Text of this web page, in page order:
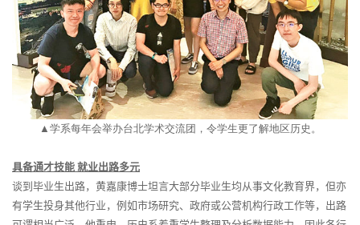
▲ 学系每年会举办台北学术交流团，令学生更了解地区历史。
具备通才技能 就业出路多元
谈到毕业生出路，黄嘉康博士坦言大部分毕业生均从事文化教育界，但亦
有学生投身其他行业，例如市场研究、政府或公营机构行政工作等，出路